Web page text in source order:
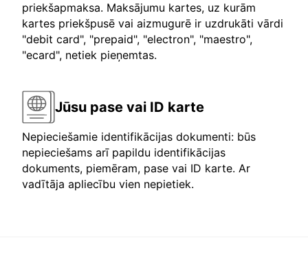
priekšapmaksa. Maksājumu kartes, uz kurām
kartes priekšpusē vai aizmugurē ir uzdrukāti vārdi
"debit card", "prepaid", "electron", "maestro",
"ecard", netiek pieņemtas.
Jūsu pase vai ID karte
Nepieciešamie identifikācijas dokumenti: būs
nepieciešams arī papildu identifikācijas
dokuments, piemēram, pase vai ID karte. Ar
vadītāja apliecību vien nepietiek.